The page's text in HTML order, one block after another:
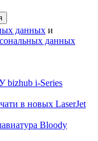
данных и
данных
bizhub i-Series
в новых LaserJet
Bloody